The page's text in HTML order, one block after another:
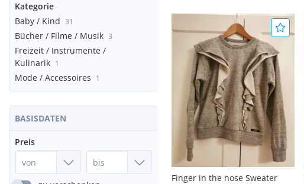
Kategorie
Baby / Kind 31
Bücher / Filme / Musik 3
Freizeit / Instrumente /
Kulinarik 1
Mode / Accessoires 1
BASISDATEN
Preis
Finger in the nose Sweater